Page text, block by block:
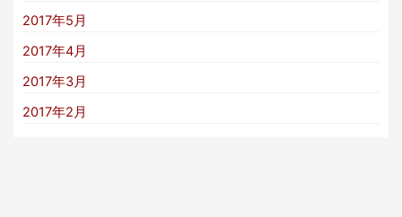
2017年5月
2017年4月
2017年3月
2017年2月